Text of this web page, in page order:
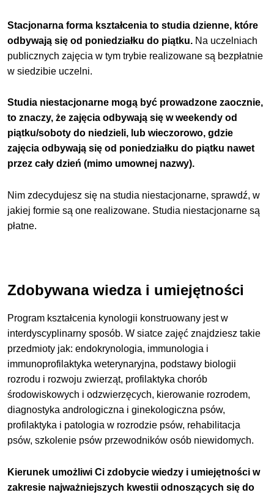
Stacjonarna forma kształcenia to studia dzienne, które
odbywają się od poniedziałku do piątku. Na uczelniach
publicznych zajęcia w tym trybie realizowane są bezpłatnie
w siedzibie uczelni.
Studia niestacjonarne mogą być prowadzone zaocznie,
to znaczy, że zajęcia odbywają się w weekendy od
piątku/soboty do niedzieli, lub wieczorowo, gdzie
zajęcia odbywają się od poniedziałku do piątku nawet
przez cały dzień (mimo umownej nazwy).
Nim zdecydujesz się na studia niestacjonarne, sprawdź, w
jakiej formie są one realizowane. Studia niestacjonarne są
płatne.
Zdobywana wiedza i umiejętności
Program kształcenia kynologii konstruowany jest w
interdyscyplinarny sposób. W siatce zajęć znajdziesz takie
przedmioty jak: endokrynologia, immunologia i
immunoprofilaktyka weterynaryjna, podstawy biologii
rozrodu i rozwoju zwierząt, profilaktyka chorób
środowiskowych i odzwierzęcych, kierowanie rozrodem,
diagnostyka andrologiczna i ginekologiczna psów,
profilaktyka i patologia w rozrodzie psów, rehabilitacja
psów, szkolenie psów przewodników osób niewidomych.
Kierunek umożliwi Ci zdobycie wiedzy i umiejętności w
zakresie najważniejszych kwestii odnoszących się do